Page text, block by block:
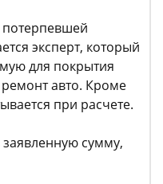
эксперт, который
для покрытия
авто. Кроме
при расчете.
сумму,